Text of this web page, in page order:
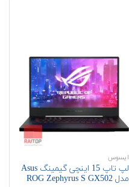
ایسوس
لپ تاپ 15 اینچی گیمینگ Asus
مدل ROG Zephyrus S GX502